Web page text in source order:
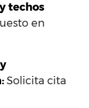
techos
en
Solicita cita